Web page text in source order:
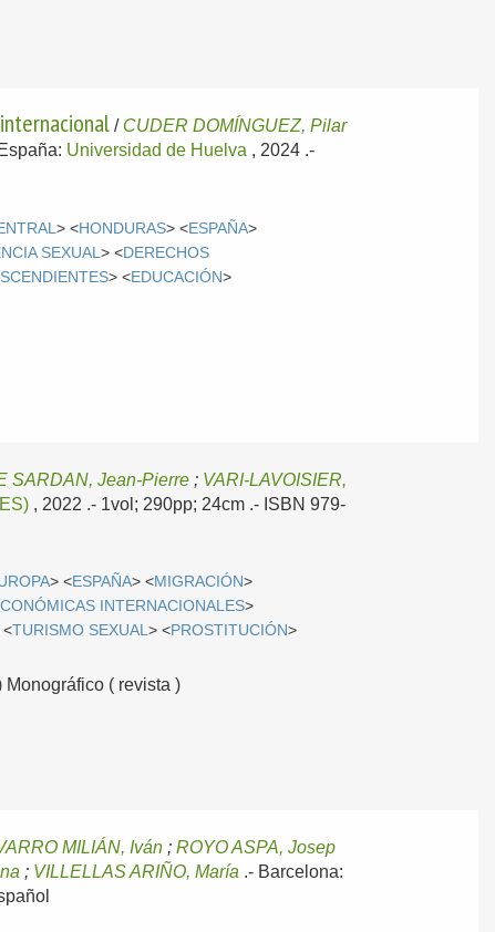
/ CUDER DOMÍNGUEZ, Pilar
España: Universidad de Huelva , 2024 .-
> <HONDURAS> <ESPAÑA>
SEXUAL> <DERECHOS
> <EDUCACIÓN>
SARDAN, Jean-Pierre ; VARI-LAVOISIER,
, 2022 .- 1vol; 290pp; 24cm .- ISBN 979-
> <ESPAÑA> <MIGRACIÓN>
INTERNACIONALES>
<TURISMO SEXUAL> <PROSTITUCIÓN>
Monográfico ( revista )
MILIÁN, Iván ;ROYO ASPA, Josep
; VILLELLAS ARIÑO, María .- Barcelona: